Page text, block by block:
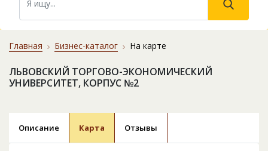
Главная Бизнес-каталог На карте
ЛЬВОВСКИЙ ТОРГОВО-ЭКОНОМИЧЕСКИЙ
УНИВЕРСИТЕТ, КОРПУС №2
Описание Карта Отзывы